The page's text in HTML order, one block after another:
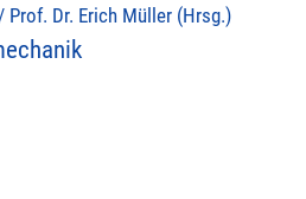
Prof. Dr. Erich Müller (Hrsg.)